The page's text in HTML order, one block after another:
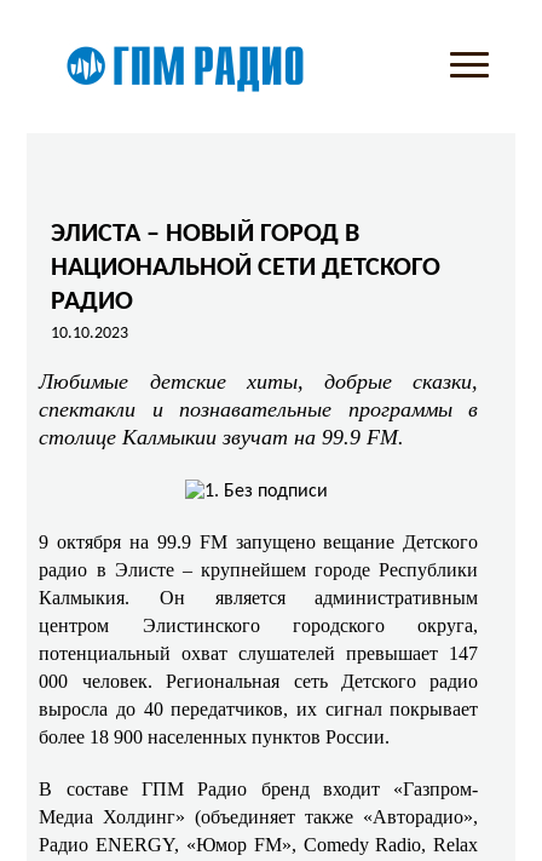
ЭЛИСТА – НОВЫЙ ГОРОД В
НАЦИОНАЛЬНОЙ СЕТИ ДЕТСКОГО
РАДИО
10.10.2023
Любимые детские хиты, добрые сказки,
спектакли и познавательные программы в
столице Калмыкии звучат на 99.9 FM.
9 октября на 99.9 FM запущено вещание Детского
радио в Элисте – крупнейшем городе Республики
Калмыкия. Он является административным
центром Элистинского городского округа,
потенциальный охват слушателей превышает 147
000 человек. Региональная сеть Детского радио
выросла до 40 передатчиков, их сигнал покрывает
более 18 900 населенных пунктов России.
В составе ГПМ Радио бренд входит «Газпром-
Медиа Холдинг» (объединяет также «Авторадио»,
Радио ENERGY, «Юмор FM», Comedy Radio, Relax